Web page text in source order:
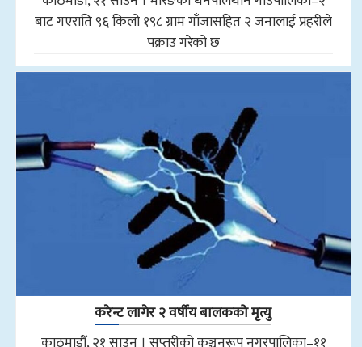
बाट गएराति ९६ किलो १९८ ग्राम गाँजासहित २ जनालाई प्रहरीले
पक्राउ गरेको छ
करेन्ट लागेर २ वर्षीय बालकको मृत्यु